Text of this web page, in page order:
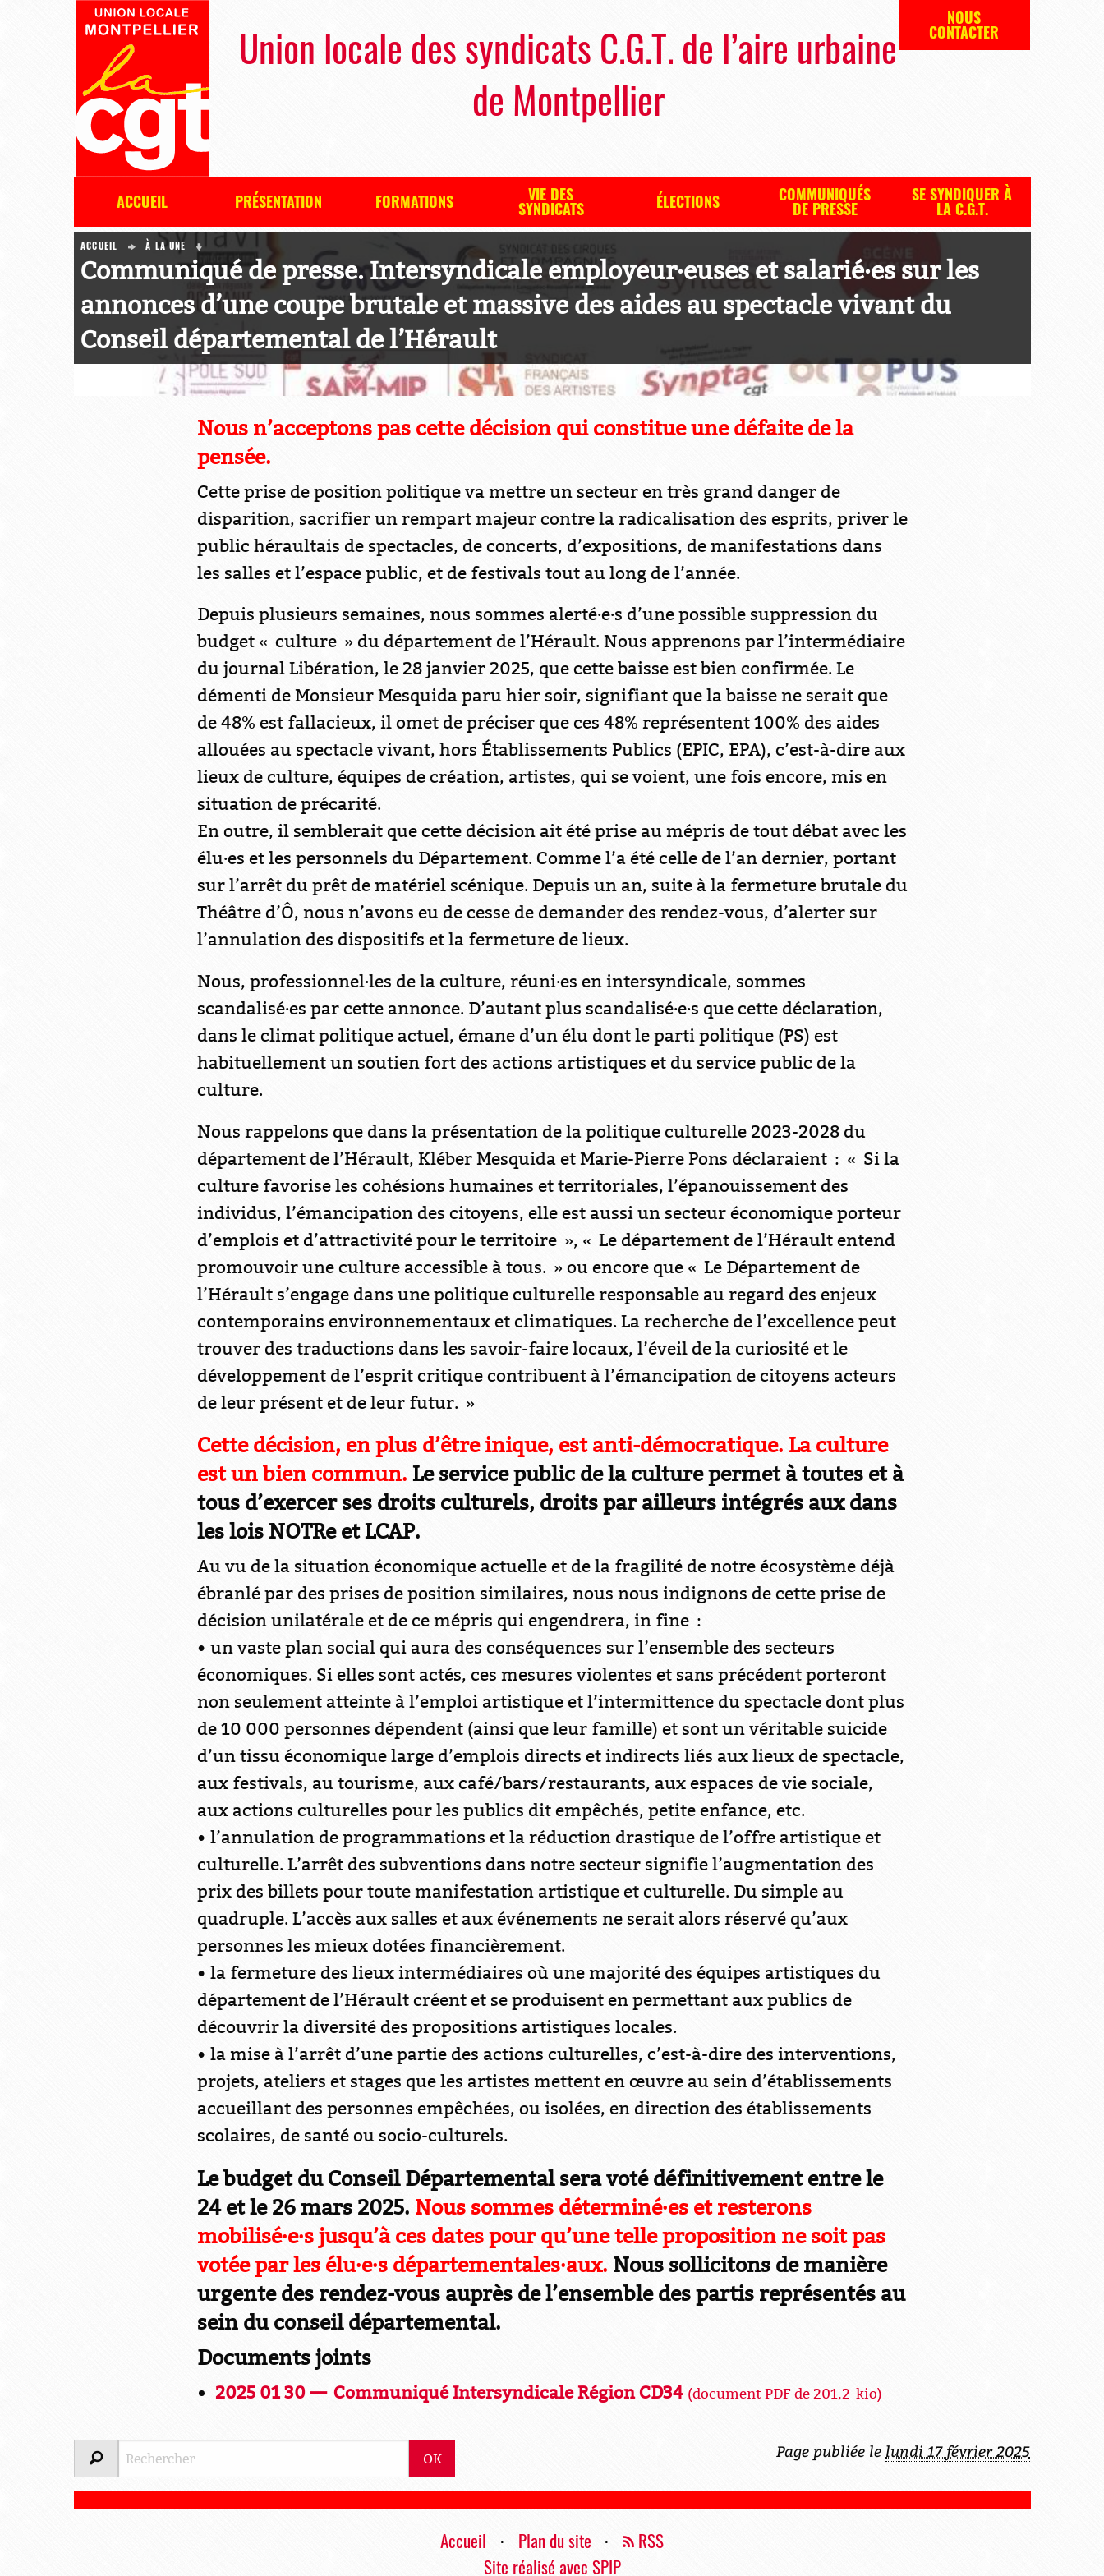
Union locale des syndicats C.G.T. de l’aire urbaine
de Montpellier
NOUS
CONTACTER
ACCUEIL PRÉSENTATION FORMATIONS VIE DES
SYNDICATS ÉLECTIONS COMMUNIQUÉS
DE PRESSE
SE SYNDIQUER À
LA C.G.T.
ACCUEIL À LA UNE
Communiqué de presse. Intersyndicale employeur·euses et salarié·es sur les
annonces d’une coupe brutale et massive des aides au spectacle vivant du
Conseil départemental de l’Hérault
Nous n’acceptons pas cette décision qui constitue une défaite de la
pensée.
Cette prise de position politique va mettre un secteur en très grand danger de
disparition, sacrifier un rempart majeur contre la radicalisation des esprits, priver le
public héraultais de spectacles, de concerts, d’expositions, de manifestations dans
les salles et l’espace public, et de festivals tout au long de l’année.
Depuis plusieurs semaines, nous sommes alerté·e·s d’une possible suppression du
budget « culture » du département de l’Hérault. Nous apprenons par l’intermédiaire
du journal Libération, le 28 janvier 2025, que cette baisse est bien confirmée. Le
démenti de Monsieur Mesquida paru hier soir, signifiant que la baisse ne serait que
de 48% est fallacieux, il omet de préciser que ces 48% représentent 100% des aides
allouées au spectacle vivant, hors Établissements Publics (EPIC, EPA), c’est-à-dire aux
lieux de culture, équipes de création, artistes, qui se voient, une fois encore, mis en
situation de précarité.
En outre, il semblerait que cette décision ait été prise au mépris de tout débat avec les
élu·es et les personnels du Département. Comme l’a été celle de l’an dernier, portant
sur l’arrêt du prêt de matériel scénique. Depuis un an, suite à la fermeture brutale du
Théâtre d’Ô, nous n’avons eu de cesse de demander des rendez-vous, d’alerter sur
l’annulation des dispositifs et la fermeture de lieux.
Nous, professionnel·les de la culture, réuni·es en intersyndicale, sommes
scandalisé·es par cette annonce. D’autant plus scandalisé·e·s que cette déclaration,
dans le climat politique actuel, émane d’un élu dont le parti politique (PS) est
habituellement un soutien fort des actions artistiques et du service public de la
culture.
Nous rappelons que dans la présentation de la politique culturelle 2023-2028 du
département de l’Hérault, Kléber Mesquida et Marie-Pierre Pons déclaraient : « Si la
culture favorise les cohésions humaines et territoriales, l’épanouissement des
individus, l’émancipation des citoyens, elle est aussi un secteur économique porteur
d’emplois et d’attractivité pour le territoire », « Le département de l’Hérault entend
promouvoir une culture accessible à tous. » ou encore que « Le Département de
l’Hérault s’engage dans une politique culturelle responsable au regard des enjeux
contemporains environnementaux et climatiques. La recherche de l’excellence peut
trouver des traductions dans les savoir-faire locaux, l’éveil de la curiosité et le
développement de l’esprit critique contribuent à l’émancipation de citoyens acteurs
de leur présent et de leur futur. »
Cette décision, en plus d’être inique, est anti-démocratique. La culture
est un bien commun. Le service public de la culture permet à toutes et à
tous d’exercer ses droits culturels, droits par ailleurs intégrés aux dans
les lois NOTRe et LCAP.
Au vu de la situation économique actuelle et de la fragilité de notre écosystème déjà
ébranlé par des prises de position similaires, nous nous indignons de cette prise de
décision unilatérale et de ce mépris qui engendrera, in fine :
• un vaste plan social qui aura des conséquences sur l’ensemble des secteurs
économiques. Si elles sont actés, ces mesures violentes et sans précédent porteront
non seulement atteinte à l’emploi artistique et l’intermittence du spectacle dont plus
de 10 000 personnes dépendent (ainsi que leur famille) et sont un véritable suicide
d’un tissu économique large d’emplois directs et indirects liés aux lieux de spectacle,
aux festivals, au tourisme, aux café/bars/restaurants, aux espaces de vie sociale,
aux actions culturelles pour les publics dit empêchés, petite enfance, etc.
• l’annulation de programmations et la réduction drastique de l’offre artistique et
culturelle. L’arrêt des subventions dans notre secteur signifie l’augmentation des
prix des billets pour toute manifestation artistique et culturelle. Du simple au
quadruple. L’accès aux salles et aux événements ne serait alors réservé qu’aux
personnes les mieux dotées financièrement.
• la fermeture des lieux intermédiaires où une majorité des équipes artistiques du
département de l’Hérault créent et se produisent en permettant aux publics de
découvrir la diversité des propositions artistiques locales.
• la mise à l’arrêt d’une partie des actions culturelles, c’est-à-dire des interventions,
projets, ateliers et stages que les artistes mettent en œuvre au sein d’établissements
accueillant des personnes empêchées, ou isolées, en direction des établissements
scolaires, de santé ou socio-culturels.
Le budget du Conseil Départemental sera voté définitivement entre le
24 et le 26 mars 2025. Nous sommes déterminé·es et resterons
mobilisé·e·s jusqu’à ces dates pour qu’une telle proposition ne soit pas
votée par les élu·e·s départementales·aux. Nous sollicitons de manière
urgente des rendez-vous auprès de l’ensemble des partis représentés au
sein du conseil départemental.
Documents joints
2025 01 30 — Communiqué Intersyndicale Région CD34 (document PDF de201,2 kio)
Page publiée le lundi 17 février 2025
OK
Accueil ⋅ Plan du site ⋅
RSS
Site réalisé avec SPIP